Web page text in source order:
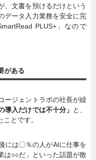
、文書を預けるだけという
データ入力業務を安全に完
PLUS+」なので
がある
ージェントラボの社長が繰
導入だけでは不十分」 と、
とです。
には〇％の人がAIに仕事を
は○○だ」といった話題が散